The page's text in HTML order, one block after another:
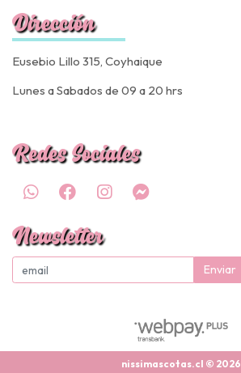
Dirección
Eusebio Lillo 315, Coyhaique
Lunes a Sabados de 09 a 20 hrs
Redes Sociales
Newsletter
Enviar
nissimascotas.cl © 2026